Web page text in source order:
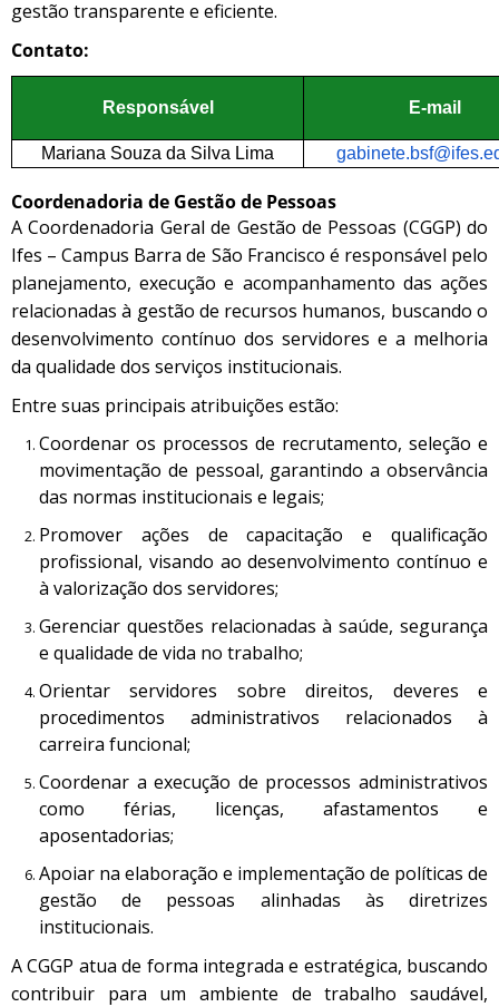
gestão transparente e eficiente.
Contato:
Responsável E-mail
Mariana Souza da Silva Lima
Coordenadoria de Gestão de Pessoas
A Coordenadoria Geral de Gestão de Pessoas (CGGP) do
Ifes – Campus Barra de São Francisco é responsável pelo
planejamento, execução e acompanhamento das ações
relacionadas à gestão de recursos humanos, buscando o
desenvolvimento contínuo dos servidores e a melhoria
da qualidade dos serviços institucionais.
Entre suas principais atribuições estão:
Coordenar os processos de recrutamento, seleção e
movimentação de pessoal, garantindo a observância
das normas institucionais e legais;
Promover ações de capacitação e qualificação
profissional, visando ao desenvolvimento contínuo e
à valorização dos servidores;
Gerenciar questões relacionadas à saúde, segurança
e qualidade de vida no trabalho;
Orientar servidores sobre direitos, deveres e
procedimentos administrativos relacionados à
carreira funcional;
Coordenar a execução de processos administrativos
como férias, licenças, afastamentos e
aposentadorias;
Apoiar na elaboração e implementação de políticas de
gestão de pessoas alinhadas às diretrizes
institucionais.
A CGGP atua de forma integrada e estratégica, buscando
contribuir para um ambiente de trabalho saudável,